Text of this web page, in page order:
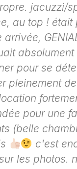
jacuzzi/
au top ! était
arrivée,
absolument
pour se
pleinement
pour une
(belle
c'est
les photos.